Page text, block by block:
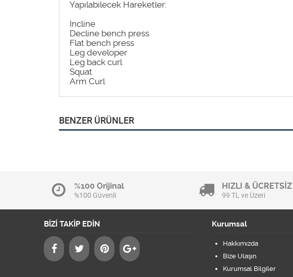
Yapılabilecek Hareketler:
Incline
Decline bench press
Flat bench press
Leg developer
Leg back curl
Squat
Arm Curl
BENZER ÜRÜNLER
%100 Orijinal
%100 Güvenli
HIZLI &
99 TL ve Üzeri
BİZİ TAKİP EDİN Kurumsal
Hakkımızda
Bize Ulaşın
Kurumsal Bilgiler